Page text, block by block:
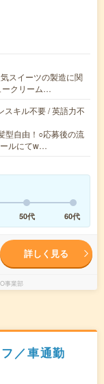
スイーツの製造に関
ークリーム…
スキル不要 / 英語力不
型自由！○応募後の流
ルにてw…
50代 60代
詳しく見る
事業部
／車通勤